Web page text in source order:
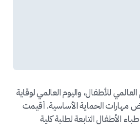
للأطفال، واليوم العالمي لوقاية
مهارات الحماية الأساسية. أقيمت
الأطفال التابعة لطلبة كلية